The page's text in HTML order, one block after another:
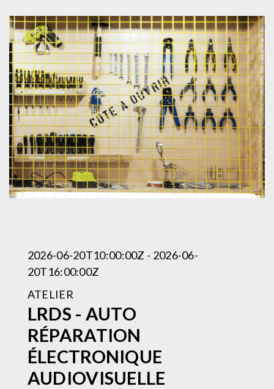
2026-06-20T10:00:00Z - 2026-06-
20T16:00:00Z
ATELIER
LRDS - AUTO
RÉPARATION
ÉLECTRONIQUE
AUDIOVISUELLE